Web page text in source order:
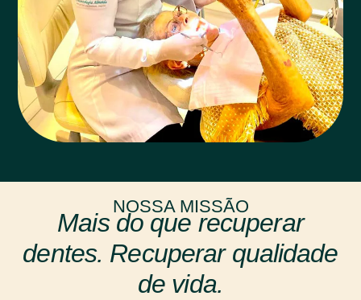
NOSSA MISSÃO
Mais do que recuperar
dentes. Recuperar qualidade
de vida.